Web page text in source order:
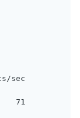
sec
71